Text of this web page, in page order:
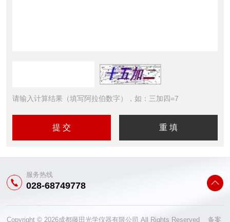
请输入计算结果（填写阿拉伯数字），如：三加四=7
服务热线
028-68749778
Copyright © 2026成都藤田光学仪器有限公司 All Rights Reserved 备案